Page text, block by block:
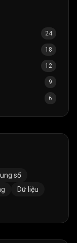
24
18
12
9
6
số
Dữ liệu